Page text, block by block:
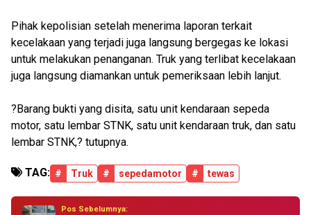
Pihak kepolisian setelah menerima laporan terkait
kecelakaan yang terjadi juga langsung bergegas ke lokasi
untuk melakukan penanganan. Truk yang terlibat kecelakaan
juga langsung diamankan untuk pemeriksaan lebih lanjut.
?Barang bukti yang disita, satu unit kendaraan sepeda
motor, satu lembar STNK, satu unit kendaraan truk, dan satu
lembar STNK,? tutupnya.
TAG: # Truk # sepedamotor # tewas
Pos Sebelumnya: